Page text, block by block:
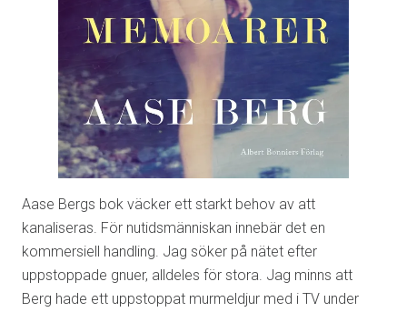
Aase Bergs bok väcker ett starkt behov av att
kanaliseras. För nutidsmänniskan innebär det en
kommersiell handling. Jag söker på nätet efter
uppstoppade gnuer, alldeles för stora. Jag minns att
Berg hade ett uppstoppat murmeldjur med i TV under